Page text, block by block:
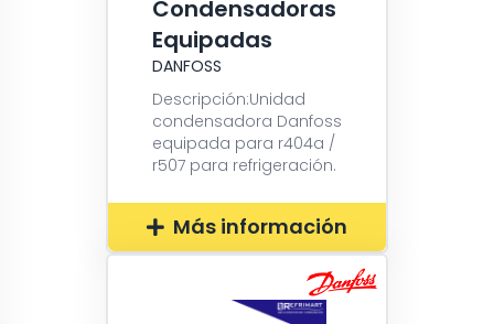
Condensadoras
Equipadas
DANFOSS
Descripción:Unidad
condensadora Danfoss
equipada para r404a /
r507 para refrigeración.
Más información